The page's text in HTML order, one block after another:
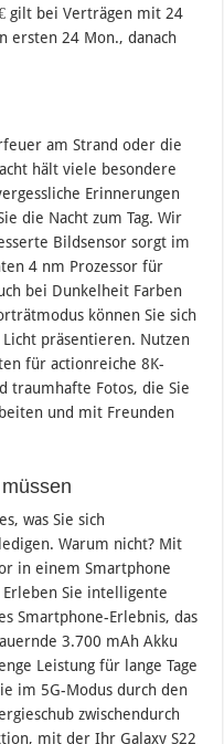
gilt bei Verträgen mit 24
ersten 24 Mon., danach
am Strand oder die
hält viele besondere
Erinnerungen
die Nacht zum Tag. Wir
Bildsensor sorgt im
4 nm Prozessor für
bei Dunkelheit Farben
können Sie sich
präsentieren. Nutzen
für actionreiche 8K-
traumhafte Fotos, die Sie
und mit Freunden
was Sie sich
Warum nicht? Mit
in einem Smartphone
Erleben Sie intelligente
Smartphone-Erlebnis, das
3.700 mAh Akku
Leistung für lange Tage
im 5G-Modus durch den
zwischendurch
mit der Ihr Galaxy S22